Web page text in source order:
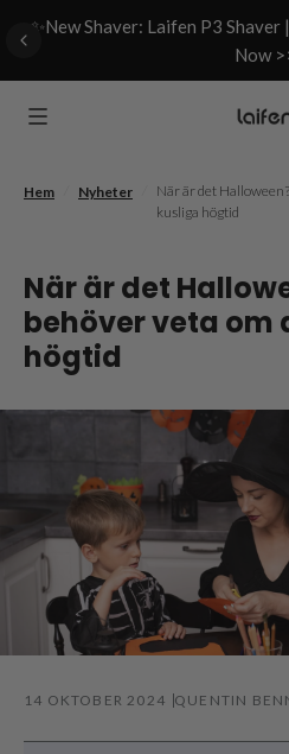
✨New Shaver: Laifen P3
Now
Hem Nyheter
När är det
kusliga högtid
När är det
behöver veta om
högtid
14 OKTOBER 2024 QUENTIN